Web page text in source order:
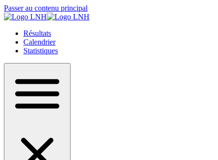
Passer au contenu principal
Résultats
Calendrier
Statistiques